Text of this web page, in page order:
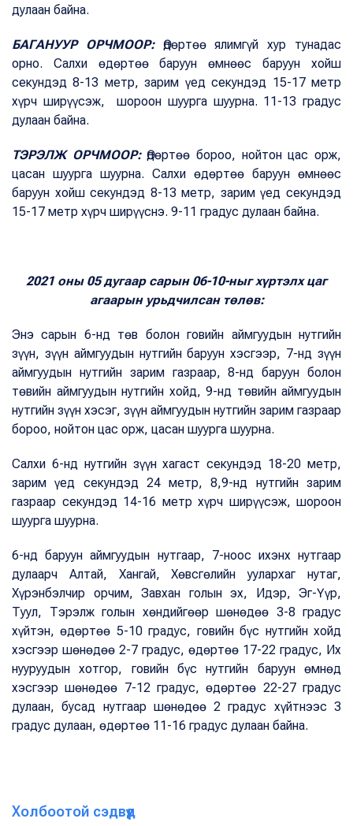
дулаан байна.
БАГАНУУР ОРЧМООР:Өдөртөө ялимгүй хур тунадас
орно. Салхи өдөртөө баруун өмнөөс баруун хойш
секундэд 8-13 метр, зарим үед секундэд 15-17 метр
хүрч ширүүсэж, шороон шуурга шуурна. 11-13 градус
дулаан байна.
ТЭРЭЛЖ ОРЧМООР:Өдөртөө бороо, нойтон цас орж,
цасан шуурга шуурна. Салхи өдөртөө баруун өмнөөс
баруун хойш секундэд 8-13 метр, зарим үед секундэд
15-17 метр хүрч ширүүснэ. 9-11 градус дулаан байна.
2021 оны 05 дугаар сарын 06-10-ныг хүртэлх цаг
агаарын урьдчилсан төлөв:
Энэ сарын 6-нд төв болон говийн аймгуудын нутгийн
зүүн, зүүн аймгуудын нутгийн баруун хэсгээр, 7-нд зүүн
аймгуудын нутгийн зарим газраар, 8-нд баруун болон
төвийн аймгуудын нутгийн хойд, 9-нд төвийн аймгуудын
нутгийн зүүн хэсэг, зүүн аймгуудын нутгийн зарим газраар
бороо, нойтон цас орж, цасан шуурга шуурна.
Салхи 6-нд нутгийн зүүн хагаст секундэд 18-20 метр,
зарим үед секундэд 24 метр, 8,9-нд нутгийн зарим
газраар секундэд 14-16 метр хүрч ширүүсэж, шороон
шуурга шуурна.
6-нд баруун аймгуудын нутгаар, 7-ноос ихэнх нутгаар
дулаарч Алтай, Хангай, Хөвсгөлийн уулархаг нутаг,
Хүрэнбэлчир орчим, Завхан голын эх, Идэр, Эг-Үүр,
Туул, Тэрэлж голын хөндийгөөр шөнөдөө 3-8 градус
хүйтэн, өдөртөө 5-10 градус, говийн бүс нутгийн хойд
хэсгээр шөнөдөө 2-7 градус, өдөртөө 17-22 градус, Их
нууруудын хотгор, говийн бүс нутгийн баруун өмнөд
хэсгээр шөнөдөө 7-12 градус, өдөртөө 22-27 градус
дулаан, бусад нутгаар шөнөдөө 2 градус хүйтнээс 3
градус дулаан, өдөртөө 11-16 градус дулаан байна.
Холбоотой сэдвүүд